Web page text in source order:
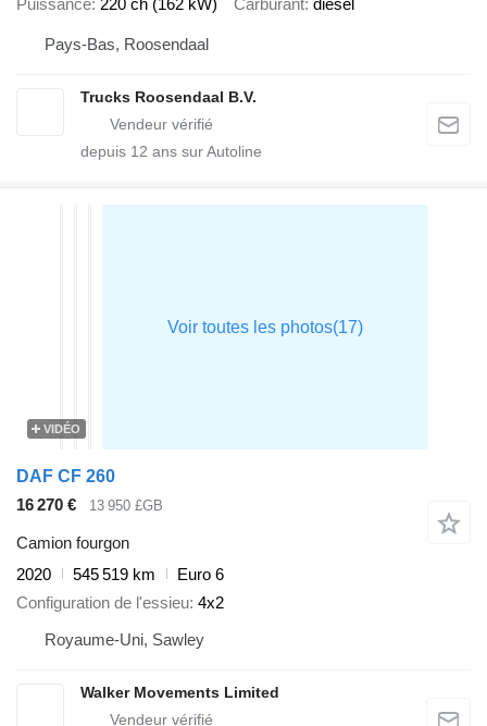
Pays-Bas, Roosendaal
Trucks Roosendaal B.V.
depuis 12 ans sur Autoline
VIDÉO
DAF CF 260
16 270 €
13 950 £GB
Camion fourgon
2020
545 519 km
Euro 6
Configuration de l'essieu 4x2
Royaume-Uni, Sawley
Walker Movements Limited